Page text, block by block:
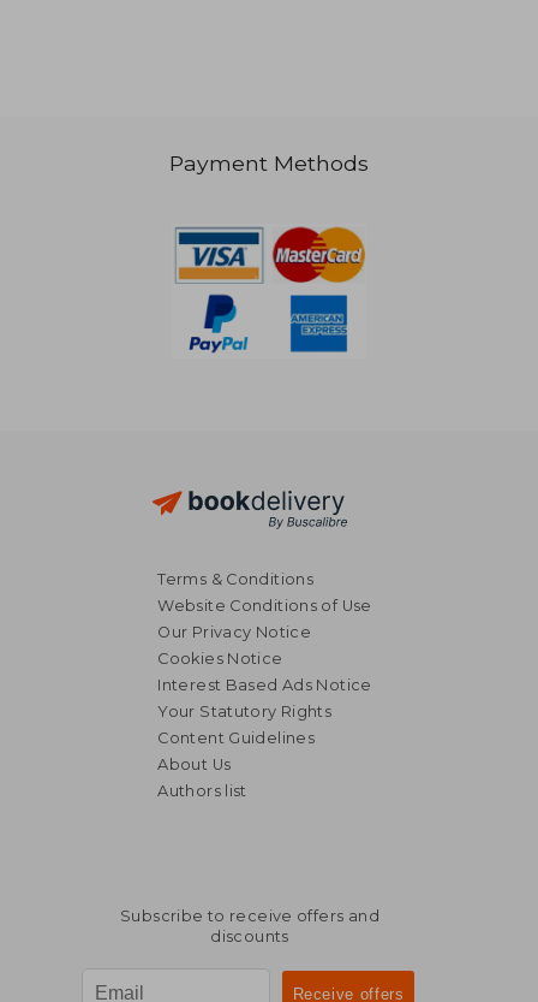
£ 19.62
Payment Methods
Terms & Conditions
Website Conditions of Use
Our Privacy Notice
Cookies Notice
Interest Based Ads Notice
Your Statutory Rights
Content Guidelines
About Us
Authors list
Subscribe to receive offers and
discounts